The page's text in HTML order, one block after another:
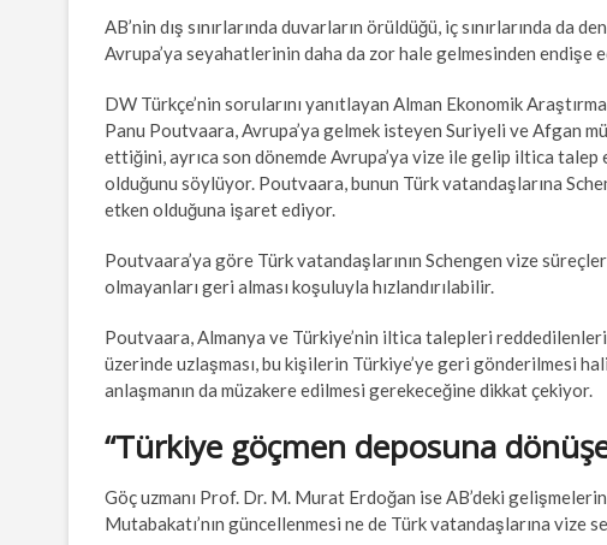
AB’nin dış sınırlarında duvarların örüldüğü, iç sınırlarında da
Avrupa’ya seyahatlerinin daha da zor hale gelmesinden endişe
DW Türkçe’nin sorularını yanıtlayan Alman Ekonomik
Panu Poutvaara, Avrupa’ya gelmek isteyen Suriyeli ve Afgan
ettiğini, ayrıca son dönemde Avrupa’ya vize ile gelip iltica talep
olduğunu söylüyor. Poutvaara, bunun Türk vatandaşlarına
etken olduğuna işaret ediyor.
Poutvaara’ya göre Türk vatandaşlarının Schengen vize
olmayanları geri alması koşuluyla hızlandırılabilir.
Poutvaara, Almanya ve Türkiye’nin iltica talepleri
üzerinde uzlaşması, bu kişilerin Türkiye’ye geri gönderilmesi
anlaşmanın da müzakere edilmesi gerekeceğine dikkat çekiyor.
“Türkiye göçmen deposuna
Göç uzmanı Prof. Dr. M. Murat Erdoğan ise AB’deki
Mutabakatı’nın güncellenmesi ne de Türk vatandaşlarına vize